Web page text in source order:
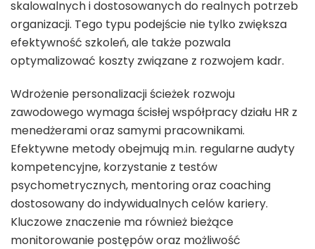
skalowalnych i dostosowanych do realnych potrzeb
organizacji. Tego typu podejście nie tylko zwiększa
efektywność szkoleń, ale także pozwala
optymalizować koszty związane z rozwojem kadr.
Wdrożenie personalizacji ścieżek rozwoju
zawodowego wymaga ścisłej współpracy działu HR z
menedżerami oraz samymi pracownikami.
Efektywne metody obejmują m.in. regularne audyty
kompetencyjne, korzystanie z testów
psychometrycznych, mentoring oraz coaching
dostosowany do indywidualnych celów kariery.
Kluczowe znaczenie ma również bieżące
monitorowanie postępów oraz możliwość